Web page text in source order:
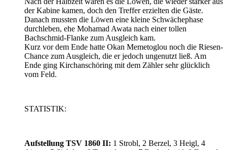
der Kabine kamen, doch den Treffer erzielten die Gäste.
Danach mussten die Löwen eine kleine Schwächephase
durchleben, ehe Mohamad Awata nach einer tollen
Bachschmid-Flanke zum Ausgleich kam.
Kurz vor dem Ende hatte Okan Memetoglou noch die Riesen-
Chance zum Ausgleich, die er jedoch ungenutzt ließ. Am
Ende ging Kirchanschöring mit dem Zähler sehr glücklich
vom Feld.
STATISTIK:
Aufstellung TSV 1860 II: 1 Strobl, 2 Berzel, 3 Heigl, 4